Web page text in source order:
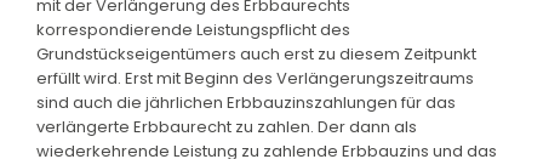
mit der Verlängerung des Erbbaurechts
korrespondierende Leistungspflicht des
Grundstückseigentümers auch erst zu diesem Zeitpunkt
erfüllt wird. Erst mit Beginn des Verlängerungszeitraums
sind auch die jährlichen Erbbauzinszahlungen für das
verlängerte Erbbaurecht zu zahlen. Der dann als
wiederkehrende Leistung zu zahlende Erbbauzins und das